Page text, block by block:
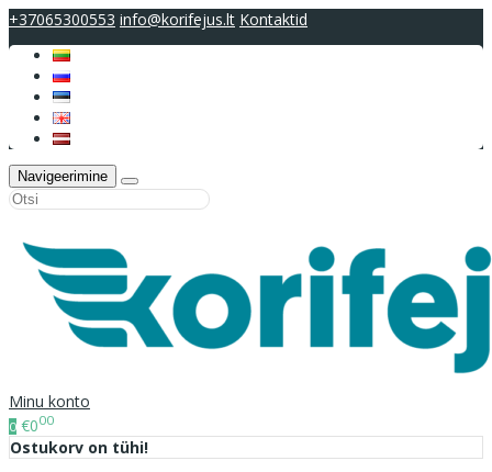
+37065300553 info@korifejus.lt Kontaktid
Navigeerimine
Minu konto
0 €000
Ostukorv on tühi!